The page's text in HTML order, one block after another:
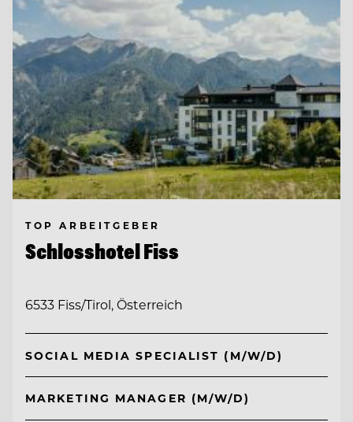
TOP ARBEITGEBER
Schlosshotel Fiss
6533 Fiss/Tirol, Österreich
SOCIAL MEDIA SPECIALIST (M/W/D)
MARKETING MANAGER (M/W/D)